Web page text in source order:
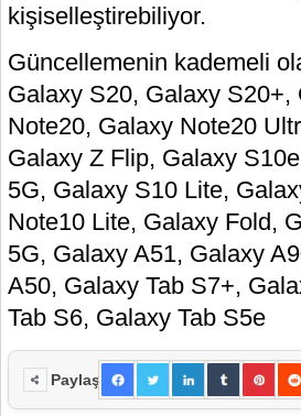
kişiselleştirebiliyor.
Güncellemenin kademeli
Galaxy S20, Galaxy
Note20, Galaxy Note20
Galaxy Z Flip, Galaxy
5G, Galaxy S10 Lite,
Note10 Lite, Galaxy Fold,
5G, Galaxy A51, Galaxy
A50, Galaxy Tab S7+,
Tab S6, Galaxy Tab S5e
Paylaş